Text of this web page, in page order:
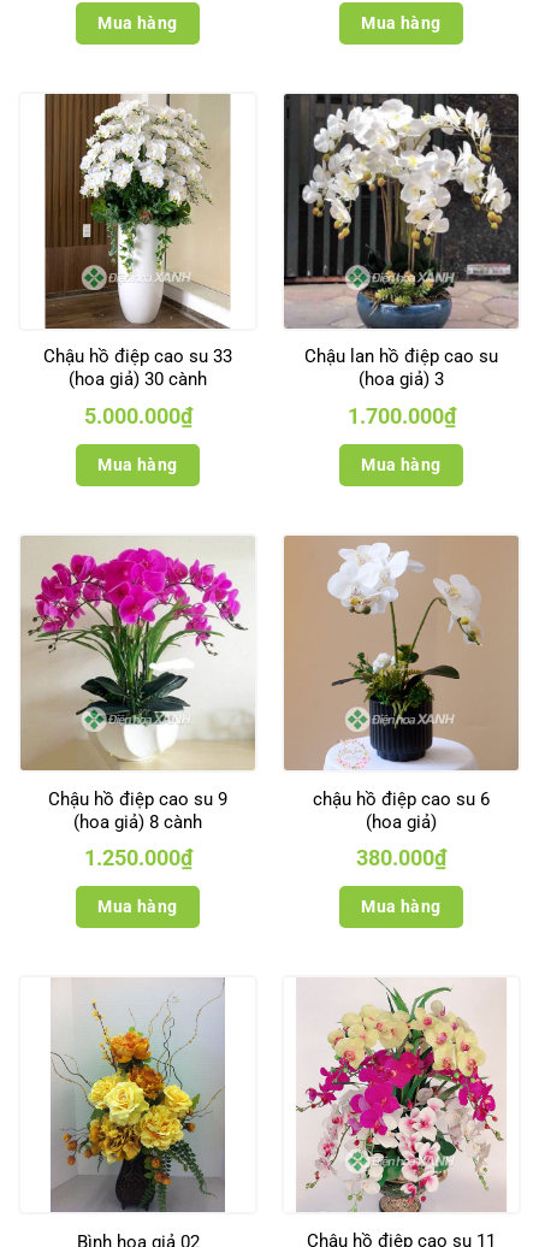
Mua hàng Mua hàng
Chậu hồ điệp cao su 33
(hoa giả) 30 cành
5.000.000₫
Mua hàng
Chậu lan hồ điệp cao su
(hoa giả) 3
1.700.000₫
Mua hàng
Chậu hồ điệp cao su 9
(hoa giả) 8 cành
1.250.000₫
Mua hàng
chậu hồ điệp cao su 6
(hoa giả)
380.000₫
Mua hàng
Bình hoa giả 02 Chậu hồ điệp cao su 11